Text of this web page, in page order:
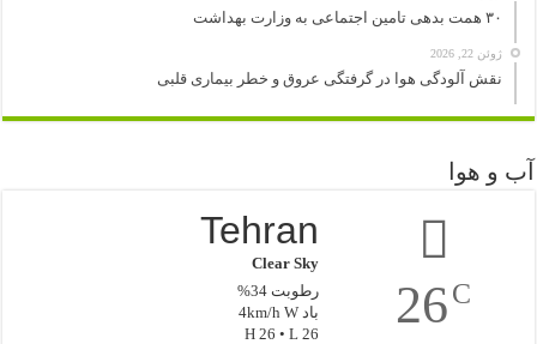
۳۰ همت بدهی تامین اجتماعی به وزارت بهداشت
ژوئن 22, 2026
نقش آلودگی هوا در گرفتگی عروق و خطر بیماری قلبی
آب و هوا
26C
Tehran
Clear Sky
رطوبت 34%
باد 4km/h W
H 26 • L 26